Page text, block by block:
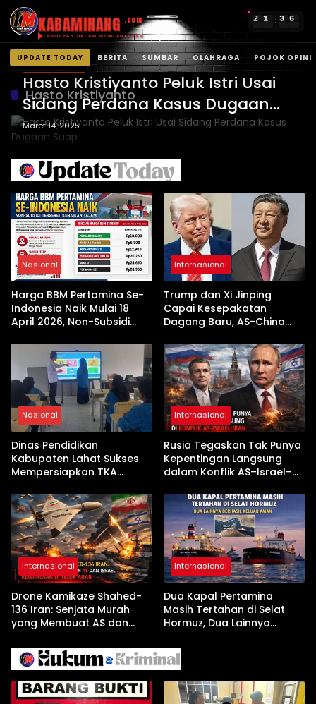
KABAMINANG .com
TERDEPAN DALAM MENGABARKAN
2 1 : 3 6
UPDATE TODAY BERITA SUMBAR OLAHRAGA POJOK OPINI
Langsung
konten
Hasto Kristiyanto
UPDATE TODAY
Hasto Kristiyanto Peluk Istri Usai
Sidang Perdana Kasus Dugaan
Suap
Maret 14, 2025
Nasional
Harga BBM Pertamina Se-
Indonesia Naik Mulai 18
April 2026, Non-Subsidi
Internasional
Trump dan Xi Jinping
Capai Kesepakatan
Dagang Baru, AS-China
Jelang Kunjungan Beijing
Nasional
Dinas Pendidikan
Kabupaten Lahat Sukses
Mempersiapkan TKA
Pembekalan Latihan Soal
Tanpa Internet
Internasional
Rusia Tegaskan Tak Punya
Kepentingan Langsung
dalam Konflik AS–Israel–
Internasional
Drone Kamikaze Shahed-
136 Iran: Senjata Murah
yang Membuat AS dan
Arab
Internasional
Dua Kapal Pertamina
Masih Tertahan di Selat
Hormuz, Dua Lainnya